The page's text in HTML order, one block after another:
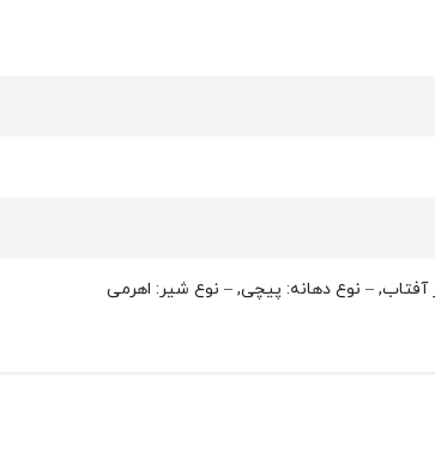
آفتاب, – نوع دهانه: پیچی, – نوع شیر: اهرمی